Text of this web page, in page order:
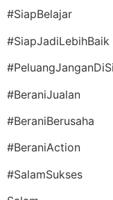
#SiapBelajar
#SiapJadiLebihBaik
#BeraniJualan
#BeraniBerusaha
#BeraniAction
#SalamSukses